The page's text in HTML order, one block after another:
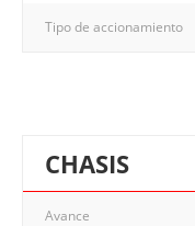
Tipo de accionamiento
CHASIS
Avance